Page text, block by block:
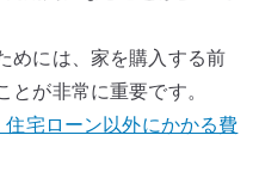
めには、家を購入する前
が非常に重要です。
宅ローン以外にかかる費